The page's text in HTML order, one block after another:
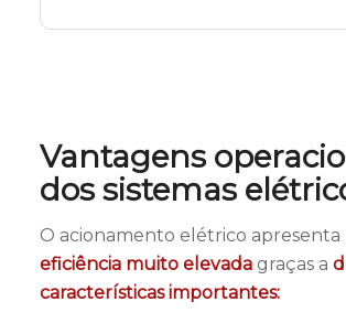
Vantagens
dos sistemas
O acionamento elétrico apresenta
eficiência muito elevadagraças a
características importantes: